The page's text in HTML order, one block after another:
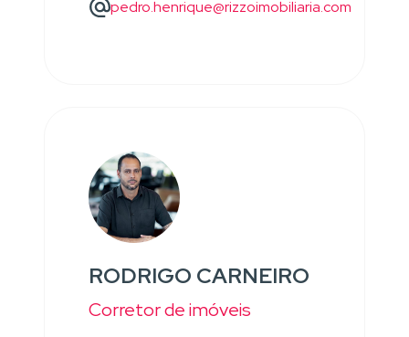
pedro.henrique@rizzoimobiliaria.com
RODRIGO CARNEIRO
Corretor de imóveis